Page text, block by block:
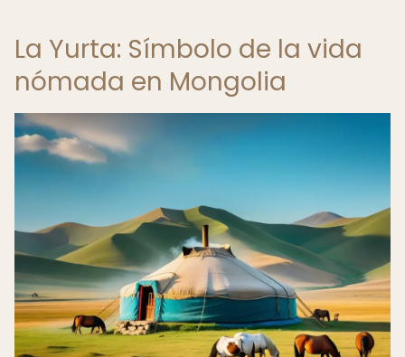
La Yurta: Símbolo de la vida
nómada en Mongolia